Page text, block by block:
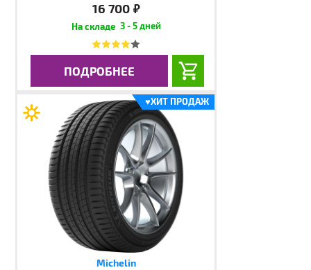
16 700 руб.
3 - 5 дней
ПОДРОБНЕЕ
♥ХИТ ПРОДАЖ
Michelin